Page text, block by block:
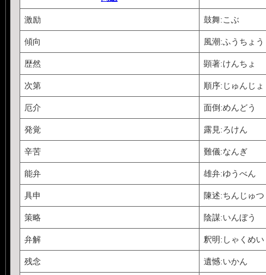
激励 鼓舞:こぶ
傾向 風潮:ふうちょう
歴然 顕著:けんちょ
次第 順序:じゅんじょ
厄介 面倒:めんどう
発覚 露見:ろけん
辛苦 難儀:なんぎ
能弁 雄弁:ゆうべん
具申 陳述:ちんじゅつ
策略 陰謀:いんぼう
弁解 釈明:しゃくめい
残念 遺憾:いかん